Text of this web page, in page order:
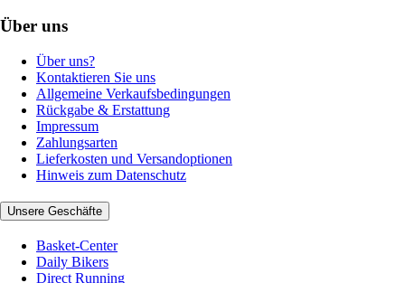
Über uns
Über uns?
Kontaktieren Sie uns
Allgemeine Verkaufsbedingungen
Rückgabe & Erstattung
Impressum
Zahlungsarten
Lieferkosten und Versandoptionen
Hinweis zum Datenschutz
Unsere Geschäfte
Basket-Center
Daily Bikers
Direct Running